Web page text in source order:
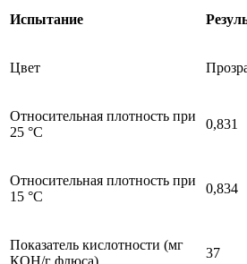
Испытание
Цвет
Относительная плотность при
25 °C
0,831
Относительная плотность при
15 °C
0,834
Показатель кислотности (мг
37